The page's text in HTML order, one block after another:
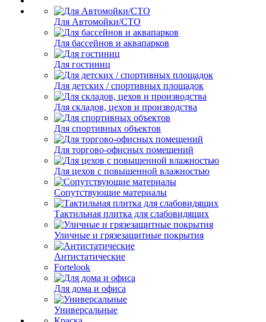
Для Автомойки/СТО
Для бассейнов и аквапарков
Для гостиниц
Для детских / спортивных площадок
Для складов, цехов и производства
Для спортивных объектов
Для торгово-офисных помещений
Для цехов с повышенной влажностью
Сопутствующие материалы
Тактильная плитка для слабовидящих
Уличные и грязезащитные покрытия
Антистатические
Fortelook
Для дома и офиса
Универсальные